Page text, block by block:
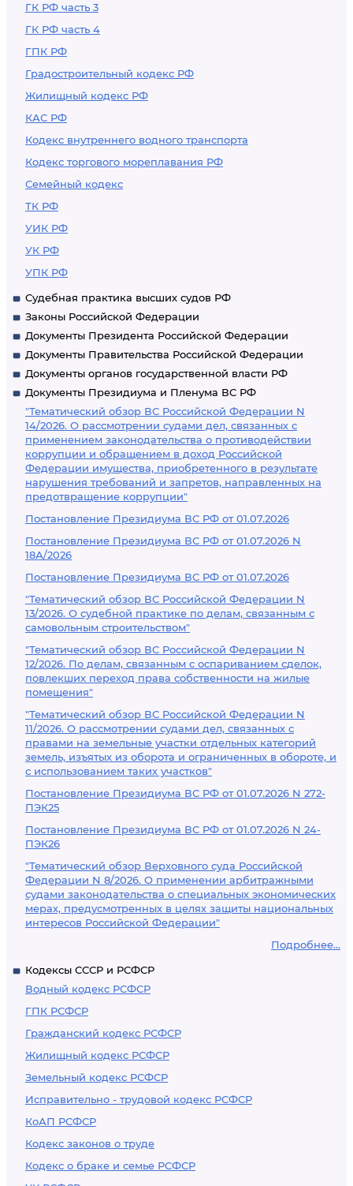
ГК РФ часть 3
ГК РФ часть 4
ГПК РФ
Градостроительный кодекс РФ
Жилищный кодекс РФ
КАС РФ
Кодекс внутреннего водного транспорта
Кодекс торгового мореплавания РФ
Семейный кодекс
ТК РФ
УИК РФ
УК РФ
УПК РФ
Судебная практика высших судов РФ
Законы Российской Федерации
Документы Президента Российской Федерации
Документы Правительства Российской Федерации
Документы органов государственной власти РФ
Документы Президиума и Пленума ВС РФ
"Тематический обзор ВС Российской Федерации N
14/2026. О рассмотрении судами дел, связанных с
применением законодательства о противодействии
коррупции и обращением в доход Российской
Федерации имущества, приобретенного в результате
нарушения требований и запретов, направленных на
предотвращение коррупции"
Постановление Президиума ВС РФ от 01.07.2026
Постановление Президиума ВС РФ от 01.07.2026 N
18А/2026
Постановление Президиума ВС РФ от 01.07.2026
"Тематический обзор ВС Российской Федерации N
13/2026. О судебной практике по делам, связанным с
самовольным строительством"
"Тематический обзор ВС Российской Федерации N
12/2026. По делам, связанным с оспариванием сделок,
повлекших переход права собственности на жилые
помещения"
"Тематический обзор ВС Российской Федерации N
11/2026. О рассмотрении судами дел, связанных с
правами на земельные участки отдельных категорий
земель, изъятых из оборота и ограниченных в обороте, и
с использованием таких участков"
Постановление Президиума ВС РФ от 01.07.2026 N 272-
ПЭК25
Постановление Президиума ВС РФ от 01.07.2026 N 24-
ПЭК26
"Тематический обзор Верховного суда Российской
Федерации N 8/2026. О применении арбитражными
судами законодательства о специальных экономических
мерах, предусмотренных в целях защиты национальных
интересов Российской Федерации"
Подробнее...
Кодексы СССР и РСФСР
Водный кодекс РСФСР
ГПК РСФСР
Гражданский кодекс РСФСР
Жилищный кодекс РСФСР
Земельный кодекс РСФСР
Исправительно - трудовой кодекс РСФСР
КоАП РСФСР
Кодекс законов о труде
Кодекс о браке и семье РСФСР